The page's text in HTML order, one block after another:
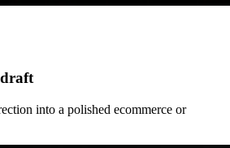
into a polished ecommerce or